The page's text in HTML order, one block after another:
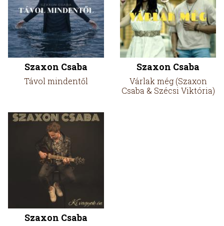
Szaxon Csaba
Távol mindentől
Szaxon Csaba
Várlak még (Szaxon
Csaba & Szécsi Viktória)
Szaxon Csaba